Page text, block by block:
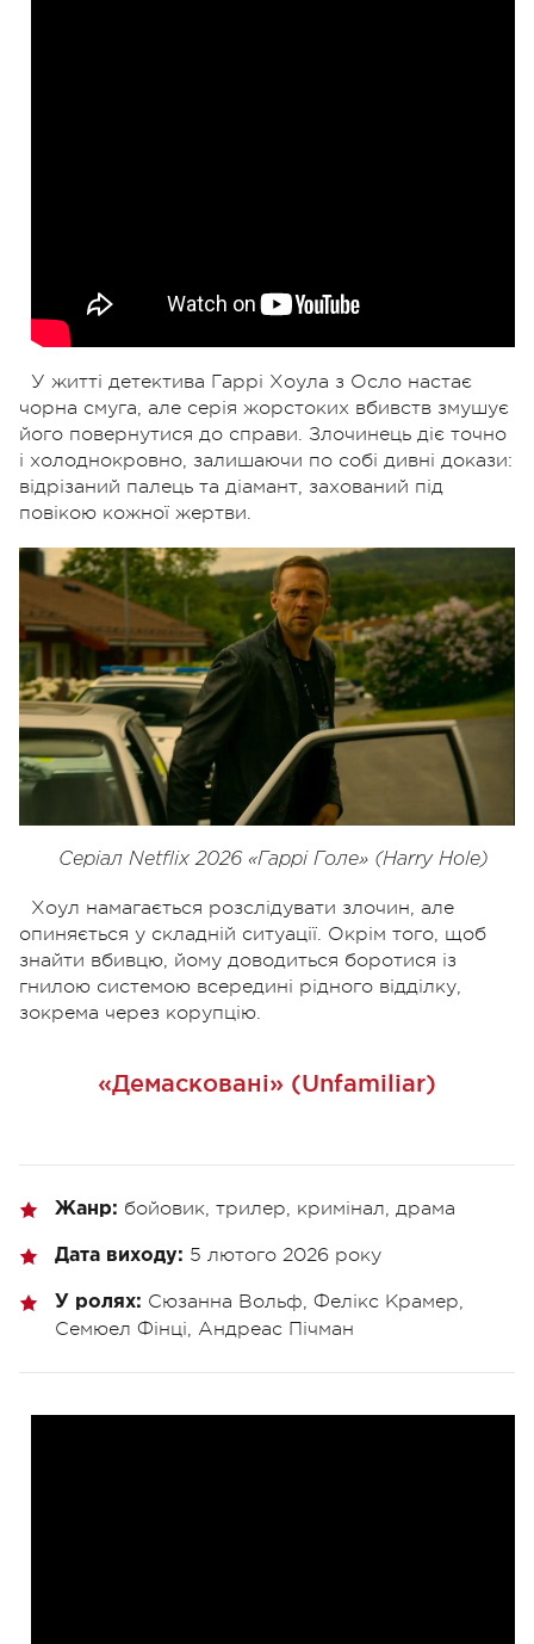
У житті детектива Гаррі Хоула з Осло настає
чорна смуга, але серія жорстоких вбивств змушує
його повернутися до справи. Злочинець діє точно
і холоднокровно, залишаючи по собі дивні докази:
відрізаний палець та діамант, захований під
повікою кожної жертви.
Серіал Netflix 2026 «Гаррі Голе» (Harry Hole)
Хоул намагається розслідувати злочин, але
опиняється у складній ситуації. Окрім того, щоб
знайти вбивцю, йому доводиться боротися із
гнилою системою всередині рідного відділку,
зокрема через корупцію.
«Демасковані» (Unfamiliar)
Жанр: бойовик, трилер, кримінал, драма
Дата виходу: 5 лютого 2026 року
У ролях: Сюзанна Вольф, Фелікс Крамер,
Семюел Фінці, Андреас Пічман